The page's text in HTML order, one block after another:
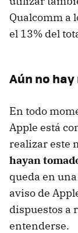
Qualcomm a
el 13% del
Aún no
En todo
Apple está
realizar este
hayan
queda en
aviso de
dispuestos a
entenderse.